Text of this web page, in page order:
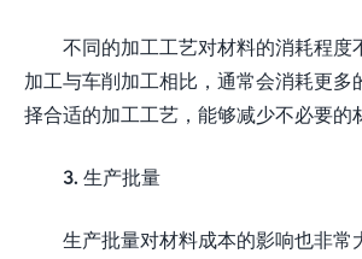
不同的加工工艺对材料的消耗程度
加工与车削加工相比，通常会消耗更多
择合适的加工工艺，能够减少不必要的
3. 生产批量
生产批量对材料成本的影响也非常